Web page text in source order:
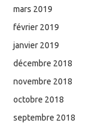
mars 2019
février 2019
janvier 2019
décembre 2018
novembre 2018
octobre 2018
septembre 2018